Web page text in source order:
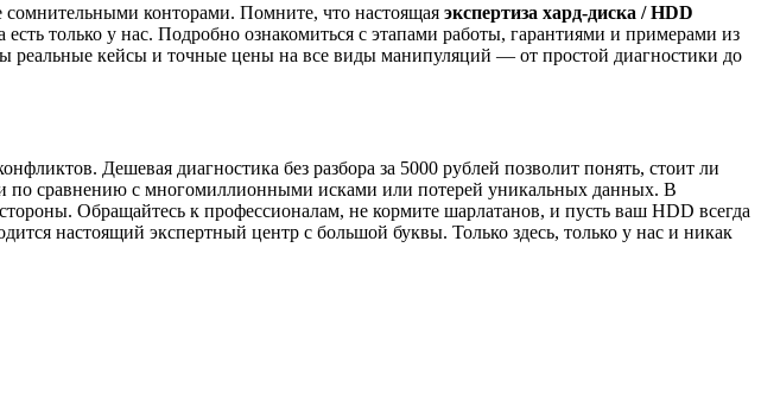
сомнительными конторами. Помните, что настоящая экспертиза хард-диска / HDD
только у нас. Подробно ознакомиться с этапами работы, гарантиями и примерами из
реальные кейсы и точные цены на все виды манипуляций — от простой диагностики до
Дешевая диагностика без разбора за 5000 рублей позволит понять, стоит ли
по сравнению с многомиллионными исками или потерей уникальных данных. В
Обращайтесь к профессионалам, не кормите шарлатанов, и пусть ваш HDD всегда
настоящий экспертный центр с большой буквы. Только здесь, только у нас и никак